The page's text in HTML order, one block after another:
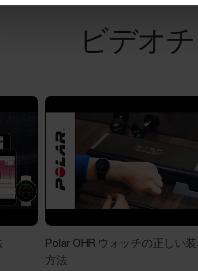
Polar
Flowアプリで
ップし、お使
プしてくださ
Polarフィ
に興味のある
象としていま
ビデオ
Polar OHR ウォッチの正しい
方法